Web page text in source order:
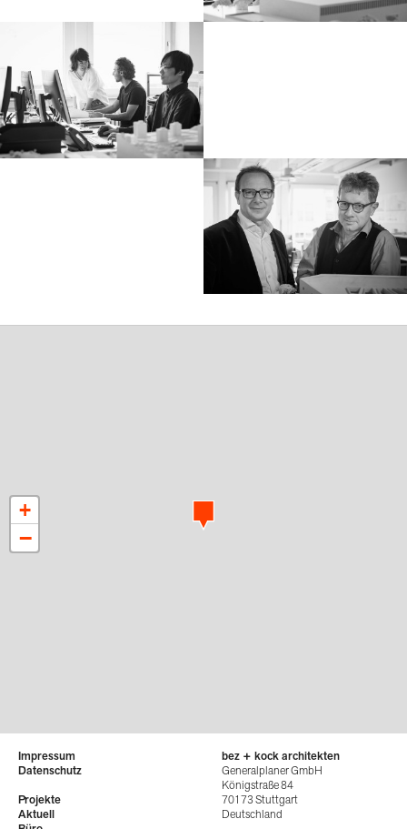
+
−
Impressum
Datenschutz
Projekte
Aktuell
bez + kock architekten
Generalplaner GmbH
Königstraße 84
70173 Stuttgart
Deutschland